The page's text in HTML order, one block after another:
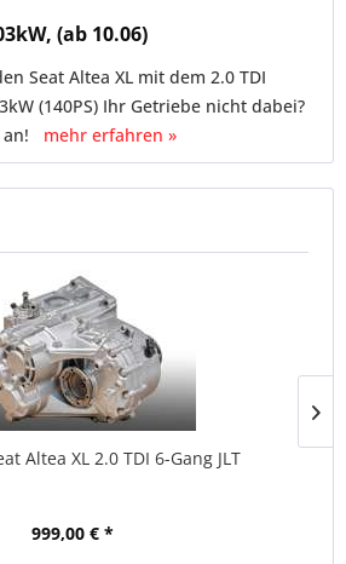
(ab 10.06)
Seat Altea XL mit dem 2.0 TDI
(140PS) Ihr Getriebe nicht dabei?
an! mehr erfahren »
Altea XL 2.0 TDI 6-Gang JLT
999,00 € *